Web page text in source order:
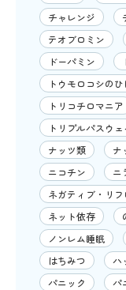
チャレンジ
テオブロミン
ドーパミン
トウモロコシの
トリコチロマニア
トリプルパスウ
ナッツ類
ナ
ニコチン
ニ
ネガティブ・リフ
ネット依存
ノンレム睡眠
はちみつ
ハ
パニック
パ